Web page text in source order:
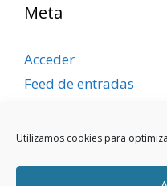
Utilizamos cookies para
Meta
Acceder
Feed de entradas
WordPress.org